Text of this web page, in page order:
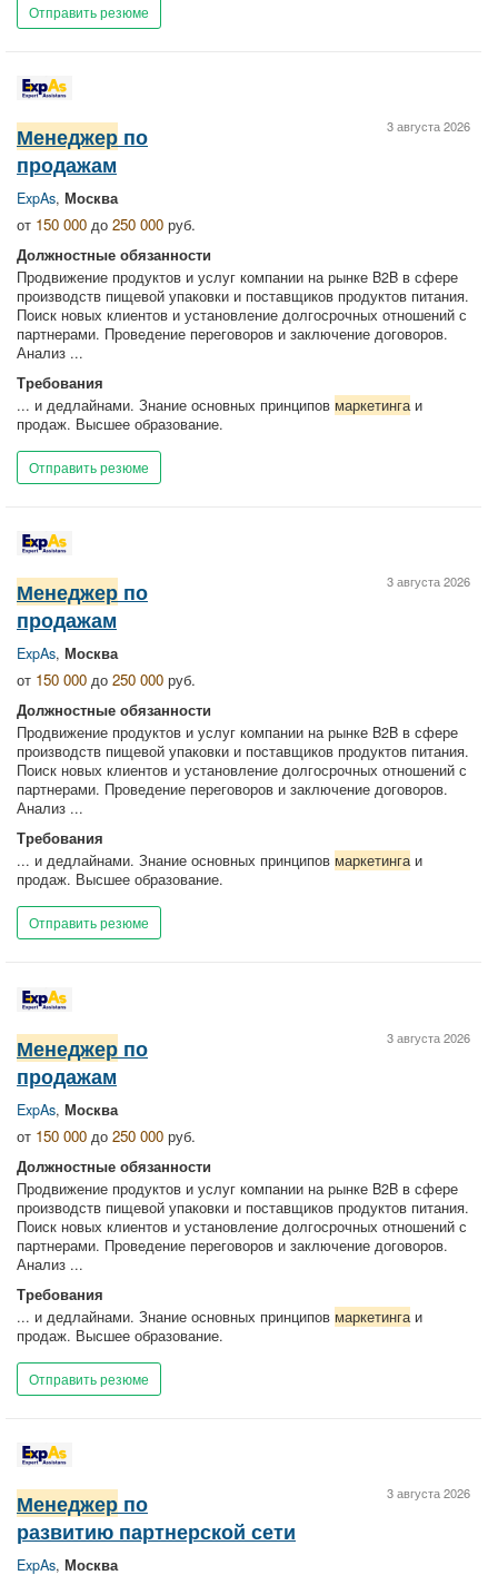
Отправить резюме
3 августа 2026
Менеджер по
продажам
ExpAs, Москва
от 150 000 до 250 000 руб.
Должностные обязанности
Продвижение продуктов и услуг компании на рынке B2B в сфере
производств пищевой упаковки и поставщиков продуктов питания.
Поиск новых клиентов и установление долгосрочных отношений с
партнерами. Проведение переговоров и заключение договоров.
Анализ ...
Требования
... и дедлайнами. Знание основных принципов маркетингаи
продаж. Высшее образование.
Отправить резюме
3 августа 2026
Менеджер по
продажам
ExpAs, Москва
от 150 000 до 250 000 руб.
Должностные обязанности
Продвижение продуктов и услуг компании на рынке B2B в сфере
производств пищевой упаковки и поставщиков продуктов питания.
Поиск новых клиентов и установление долгосрочных отношений с
партнерами. Проведение переговоров и заключение договоров.
Анализ ...
Требования
... и дедлайнами. Знание основных принципов маркетингаи
продаж. Высшее образование.
Отправить резюме
3 августа 2026
Менеджер по
продажам
ExpAs, Москва
от 150 000 до 250 000 руб.
Должностные обязанности
Продвижение продуктов и услуг компании на рынке B2B в сфере
производств пищевой упаковки и поставщиков продуктов питания.
Поиск новых клиентов и установление долгосрочных отношений с
партнерами. Проведение переговоров и заключение договоров.
Анализ ...
Требования
... и дедлайнами. Знание основных принципов маркетингаи
продаж. Высшее образование.
Отправить резюме
3 августа 2026
Менеджер по
развитию партнерской сети
ExpAs, Москва